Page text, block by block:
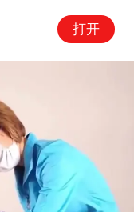
打开